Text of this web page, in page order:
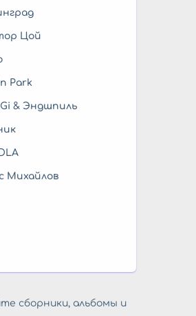
Цой
Park
& Эндшпиль
Михайлов
сборники, альбомы и